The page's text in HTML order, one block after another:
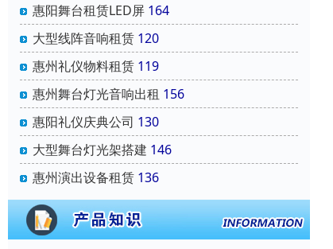
惠阳舞台租赁LED屏 164
大型线阵音响租赁 120
惠州礼仪物料租赁 119
惠州舞台灯光音响出租 156
惠阳礼仪庆典公司 130
大型舞台灯光架搭建 146
惠州演出设备租赁 136